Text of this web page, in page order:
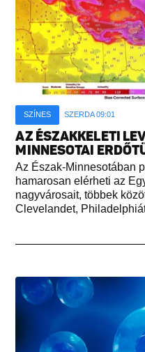
SZÍNES SZERDA 09:01
AZ ÉSZAKKELETI
MINNESOTAI
Az Észak-Minnesotában
hamarosan elérheti az
nagyvárosait, többek
Clevelandet,